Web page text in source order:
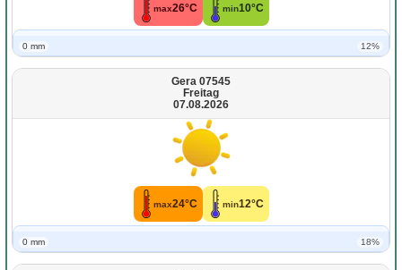
max26°C min10°C
0 mm 12%
Gera 07545
Freitag
07.08.2026
max24°C min12°C
0 mm 18%